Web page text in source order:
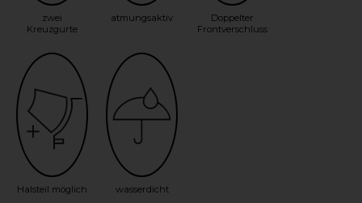
zwei
Kreuzgurte
atmungsaktiv
Doppelter
Frontverschluss
Halsteil möglich wasserdicht